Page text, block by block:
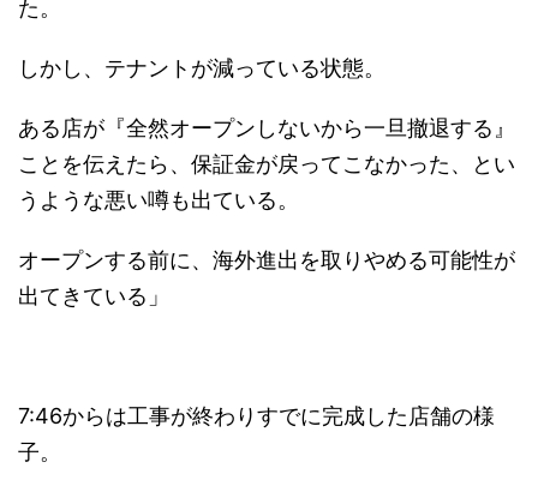
た。
しかし、テナントが減っている状態。
ある店が『全然オープンしないから一旦撤退する』
ことを伝えたら、保証金が戻ってこなかった、とい
うような悪い噂も出ている。
オープンする前に、海外進出を取りやめる可能性が
出てきている」
7:46からは工事が終わりすでに完成した店舗の様
子。